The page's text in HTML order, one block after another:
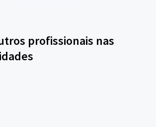
profissionais nas